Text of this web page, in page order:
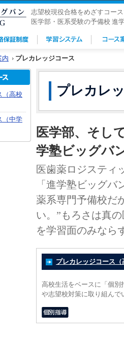
志望校現役合格をめざすコー
医学部・医系受験の予備校 進
内 › プレカレッジコース
プレカレ
医学部、そし
学塾ビッグバ
医歯薬ロジスティ
「進学塾ビッグ
薬系専門予備校だ
い。”もろさは真
を学習面のみなら
プレカレッジコース（
高校生活をベースに「個別
や志望校対策に取り組んで
（高校
（中学